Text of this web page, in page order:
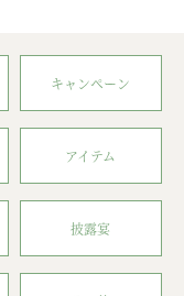
キャンペーン
アイテム
披露宴